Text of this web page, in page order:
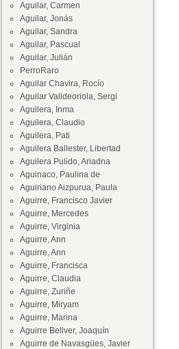
Aguilar, Carmen
Aguilar, Jonás
Aguilar, Sandra
Aguilar, Pascual
Aguilar, Julián
PerroRaro
Aguilar Chavira, Rocío
Aguilar Valldeoriola, Sergi
Aguilera, Inma
Aguilera, Claudio
Aguilera, Pati
Aguilera Ballester, Libertad
Aguilera Pulido, Ariadna
Aguinaco, Paulina de
Aguiriano Aizpurua, Paula
Aguirre, Francisco Javier
Aguirre, Mercedes
Aguirre, Virginia
Aguirre, Ann
Aguirre, Ann
Aguirre, Francisca
Aguirre, Claudia
Aguirre, Zuriñe
Aguirre, Miryam
Aguirre, Marina
Aguirre Bellver, Joaquín
Aguirre de Navasgües, Javier